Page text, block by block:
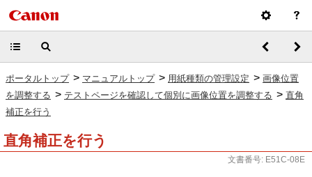
ポータルトップ > マニュアルトップ > 用紙種類の管理設定 > 画像位置
を調整する > テストページを確認して個別に画像位置を調整する > 直角
補正を行う
直角補正を行う
文書番号: E51C-08E